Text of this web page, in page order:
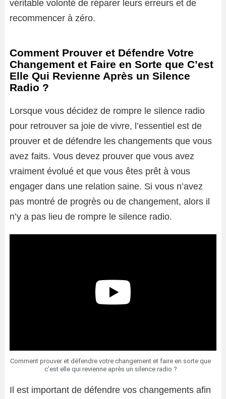
véritable volonté de réparer leurs erreurs et de
recommencer à zéro.
Comment Prouver et Défendre Votre
Changement et Faire en Sorte que C’est
Elle Qui Revienne Après un Silence
Radio ?
Lorsque vous décidez de rompre le silence radio
pour retrouver sa joie de vivre, l’essentiel est de
prouver et de défendre les changements que vous
avez faits. Vous devez prouver que vous avez
vraiment évolué et que vous êtes prêt à vous
engager dans une relation saine. Si vous n’avez
pas montré de progrès ou de changement, alors il
n’y a pas lieu de rompre le silence radio.
Comment prouver et défendre votre changement et faire en sorte que
c’est elle qui revienne après un silence radio ?
Il est important de défendre vos changements afin